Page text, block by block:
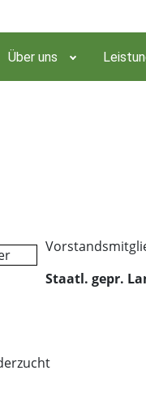
Über uns
Staatl. gepr.